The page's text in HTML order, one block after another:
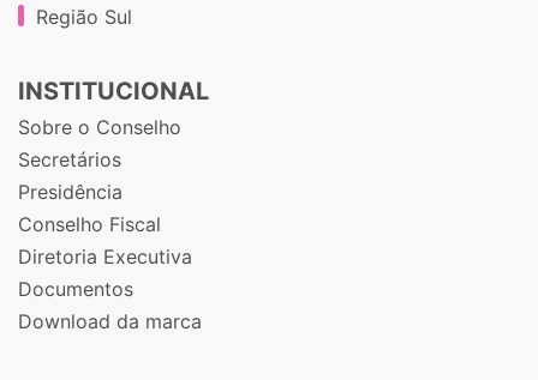
Região Sul
INSTITUCIONAL
Sobre o Conselho
Secretários
Presidência
Conselho Fiscal
Diretoria Executiva
Documentos
Download da marca